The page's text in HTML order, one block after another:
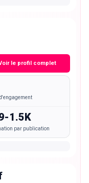
le profil complet
1.5K
par publication